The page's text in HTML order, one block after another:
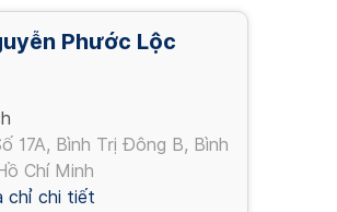
Phước Lộc
17A, Bình Trị Đông B, Bình
Chí Minh
chỉ chi tiết